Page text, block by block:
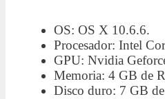
OS: OS X 10.6.6.
Procesador: Intel
GPU: Nvidia
Memoria: 4 GB de
Disco duro: 7 GB